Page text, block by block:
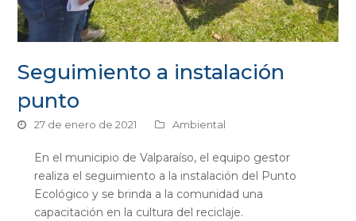
Seguimiento a instalación
punto
27 de enero de 2021 Ambiental
En el municipio de Valparaíso, el equipo gestor
realiza el seguimiento a la instalación del Punto
Ecológico y se brinda a la comunidad una
capacitación en la cultura del reciclaje.